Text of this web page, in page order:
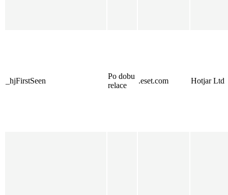
_hjFirstSeen
Po dobu
relace
.eset.com Hotjar Ltd